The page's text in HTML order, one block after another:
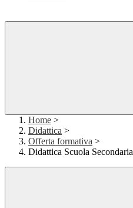
Home >
Didattica >
Offerta formativa >
Didattica Scuola Secondaria